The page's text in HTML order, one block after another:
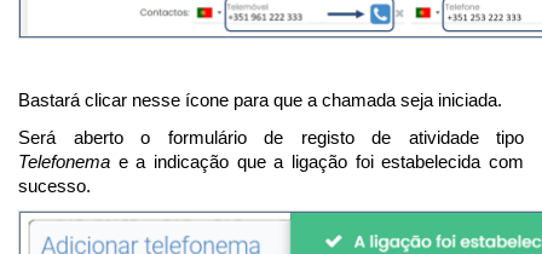
Bastará clicar nesse ícone para que a chamada seja iniciada.
Será aberto o formulário de registo de atividade tipo
Telefonema e a indicação que a ligação foi estabelecida com
sucesso.